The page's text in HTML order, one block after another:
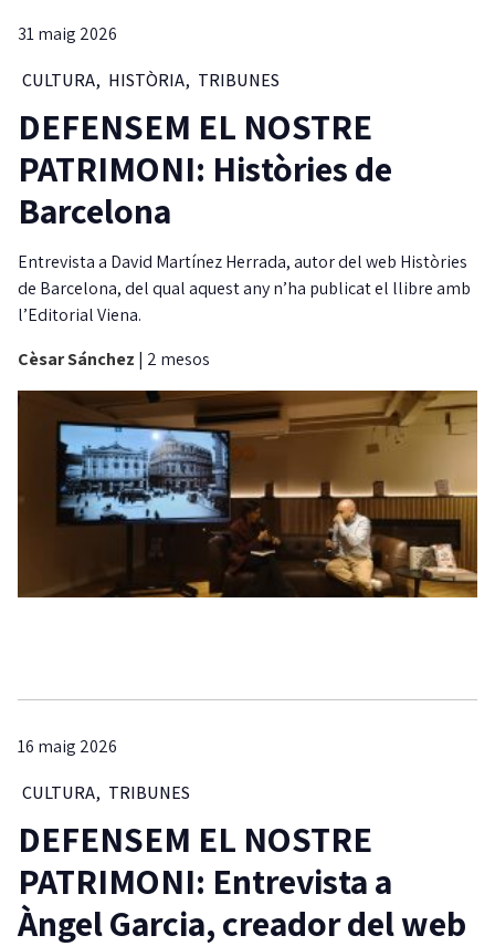
31 maig 2026
CULTURA, HISTÒRIA, TRIBUNES
DEFENSEM EL NOSTRE
PATRIMONI: Històries de
Barcelona
Entrevista a David Martínez Herrada, autor del web Històries
de Barcelona, del qual aquest any n’ha publicat el llibre amb
l’Editorial Viena.
Cèsar Sánchez | 2 mesos
16 maig 2026
CULTURA, TRIBUNES
DEFENSEM EL NOSTRE
PATRIMONI: Entrevista a
Àngel Garcia, creador del web